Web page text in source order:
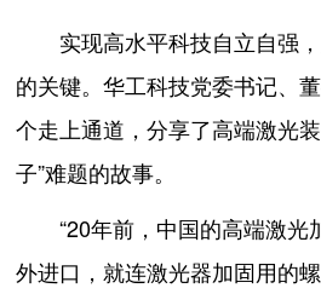
实现高水平科技自立自强，
的关键。华工科技党委书记、
个走上通道，分享了高端激光
子”难题的故事。
“20年前，中国的高端激光
外进口，就连激光器加固用的